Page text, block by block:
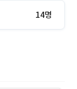
14명